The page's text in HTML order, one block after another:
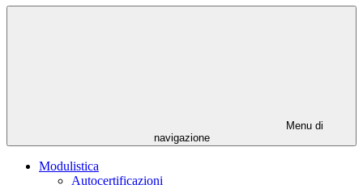
Menu di
navigazione
Modulistica
Autocertificazioni